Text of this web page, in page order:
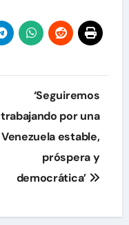
‘Seguiremos
trabajando por una
Venezuela estable,
próspera y
democrática’